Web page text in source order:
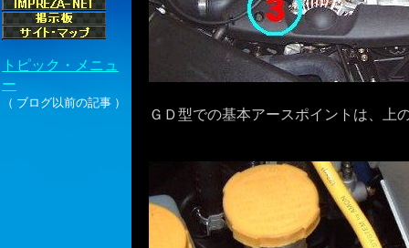
ＧＤ型での基本アースポイントは、